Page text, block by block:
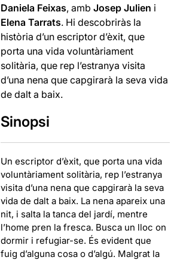
Daniela Feixas, ambJosep Julien i
Elena Tarrats. Hi descobriràs la
història d’un escriptor d’èxit, que
porta una vida voluntàriament
solitària, que rep l’estranya visita
d’una nena que capgirarà la seva vida
de dalt a baix.
Sinopsi
Un escriptor d’èxit, que porta una vida
voluntàriament solitària, rep l’estranya
visita d’una nena que capgirarà la seva
vida de dalt a baix. La nena apareix una
nit, i salta la tanca del jardí, mentre
l’home pren la fresca. Busca un lloc on
dormir i refugiar-se. És evident que
fuig d’alguna cosa o d’algú. Malgrat la